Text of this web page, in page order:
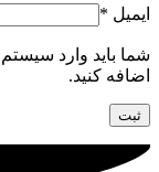
ایمیل *
شما باید وارد
اضافه کنید.